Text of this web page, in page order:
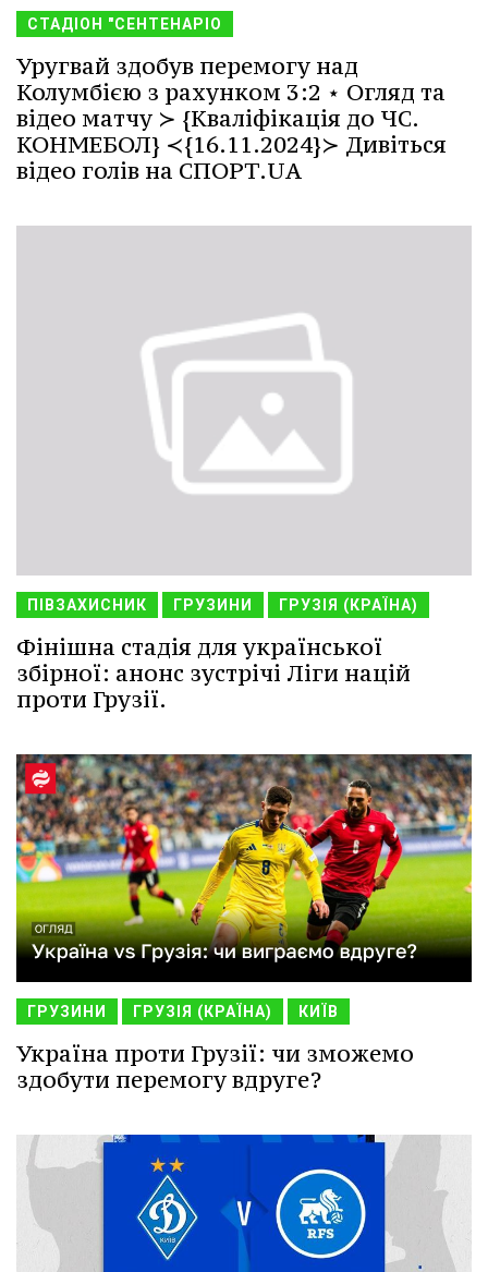
СТАДІОН "СЕНТЕНАРІО
Уругвай здобув перемогу над
Колумбією з рахунком 3:2 ⋆ Огляд та
відео матчу ≻ {Кваліфікація до ЧС.
КОНМЕБОЛ} ≺{16.11.2024}≻ Дивіться
відео голів на СПОРТ.UA
ПІВЗАХИСНИК ГРУЗИНИ ГРУЗІЯ (КРАЇНА)
Фінішна стадія для української
збірної: анонс зустрічі Ліги націй
проти Грузії.
ГРУЗИНИ ГРУЗІЯ (КРАЇНА) КИЇВ
Україна проти Грузії: чи зможемо
здобути перемогу вдруге?